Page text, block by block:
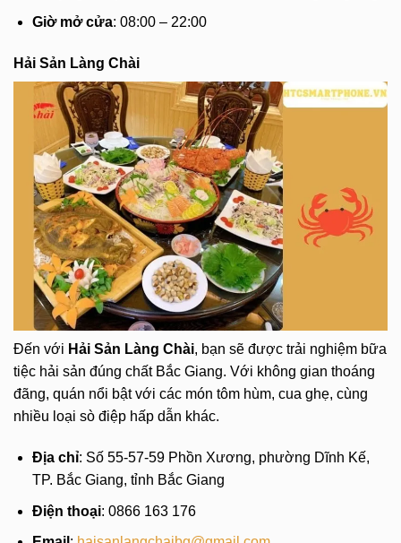
Giờ mở cửa: 08:00 – 22:00
Hải Sản Làng Chài
Đến với Hải Sản Làng Chài, bạn sẽ được trải nghiệm bữa
tiệc hải sản đúng chất Bắc Giang. Với không gian thoáng
đãng, quán nổi bật với các món tôm hùm, cua ghẹ, cùng
nhiều loại sò điệp hấp dẫn khác.
Địa chỉ: Số 55-57-59 Phồn Xương, phường Dĩnh Kế,
TP. Bắc Giang, tỉnh Bắc Giang
Điện thoại: 0866 163 176